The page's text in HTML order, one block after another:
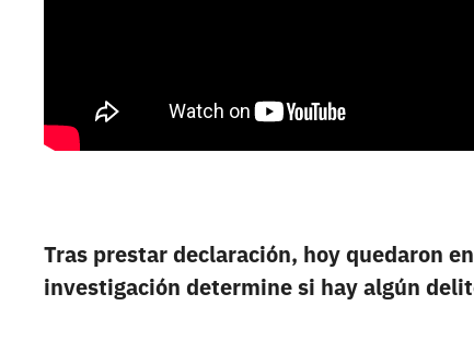
Tras prestar declaración, hoy quedaron
investigación determine si hay algún